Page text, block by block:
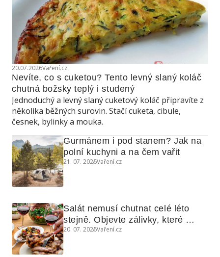
20.07.2026Vaření.cz
Nevíte, co s cuketou? Tento levný slaný koláč
chutná božsky teplý i studený
Jednoduchý a levný slaný cuketový koláč připravíte z
několika běžných surovin. Stačí cuketa, cibule,
česnek, bylinky a mouka.
Gurmánem i pod stanem? Jak na
polní kuchyni a na čem vařit
21. 07. 2026Vaření.cz
Salát nemusí chutnat celé léto
stejně. Objevte zálivky, které
využijete i na maso, nudle nebo
20. 07. 2026Vaření.cz